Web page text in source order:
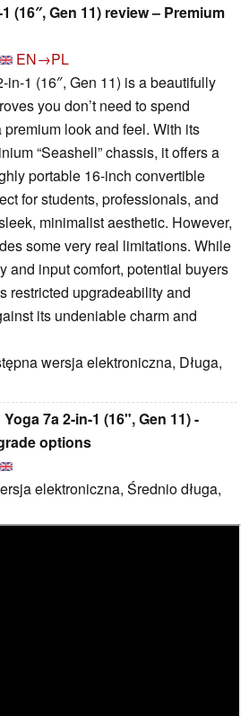
(16″, Gen 11) review – Premium
EN→PL
in-1 (16″, Gen 11) is a beautifully
you don’t need to spend
look and feel. With its
“Seashell” chassis, it offers a
portable 16-inch convertible
for students, professionals, and
minimalist aesthetic. However,
some very real limitations. While
and input comfort, potential buyers
restricted upgradeability and
its undeniable charm and
wersja elektroniczna, Długa,
7a 2-in-1 (16", Gen 11) -
options
elektroniczna, Średnio długa,